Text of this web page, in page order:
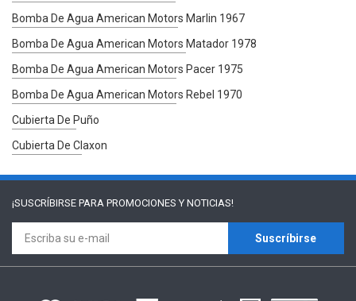
Bomba De Agua American Motors Marlin 1967
Bomba De Agua American Motors Matador 1978
Bomba De Agua American Motors Pacer 1975
Bomba De Agua American Motors Rebel 1970
Cubierta De Puño
Cubierta De Claxon
¡SUSCRÍBIRSE PARA PROMOCIONES Y NOTICIAS!
Suscríbirse